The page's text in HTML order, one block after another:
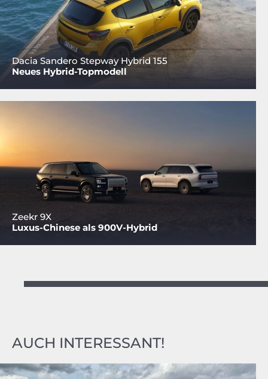
Dacia Sandero Stepway Hybrid 155
Neues Hybrid-Topmodell
Zeekr 9X
Luxus-Chinese als 900V-Hybrid
AUCH INTERESSANT!